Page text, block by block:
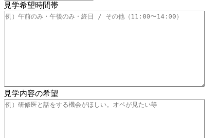
見学希望時間帯
見学内容の希望